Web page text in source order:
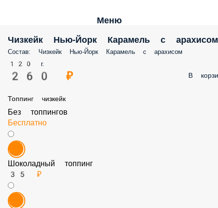
Меню
Чизкейк Нью-Йорк Карамель с арахисом
Состав: Чизкейк Нью-Йорк Карамель с арахисом
120 г.
260 ₽ В
Топпинг чизкейк
Без топпингов
Бесплатно
Шоколадный топпинг
35 ₽